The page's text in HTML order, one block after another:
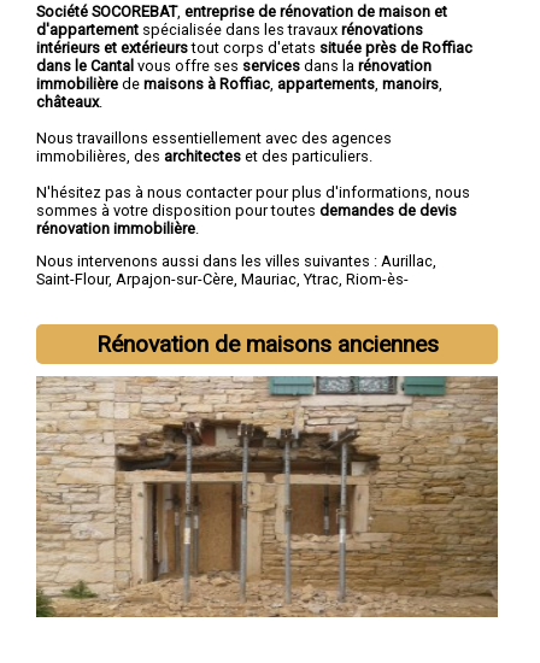
Société SOCOREBAT, entreprise de rénovation de maison et
d'appartement spécialisée dans les travaux rénovations
intérieurs et extérieurstout corps d'etats située près de Roffiac
dans le Cantal vous offre ses services dans la rénovation
immobilière de maisons à Roffiac appartements manoirs
châteaux.
Nous travaillons essentiellement avec des agences
immobilières, des architectes et des particuliers.
N'hésitez pas à nous contacter pour plus d'informations, nous
sommes à votre disposition pour toutes demandes de devis
rénovation immobilière
Nous intervenons aussi dans les villes suivantes : Aurillac,
Saint-Flour, Arpajon-sur-Cère, Mauriac, Ytrac, Riom-ès-
Rénovation de maisons anciennes